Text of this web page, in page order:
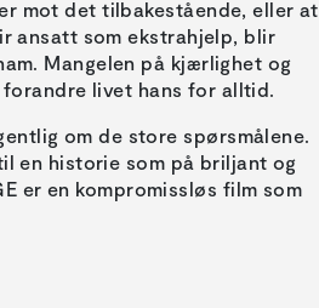
mot det tilbakestående, eller at
ansatt som ekstrahjelp, blir
Mangelen på kjærlighet og
livet hans for alltid.
om de store spørsmålene.
en historie som på briljant og
er en kompromissløs film som